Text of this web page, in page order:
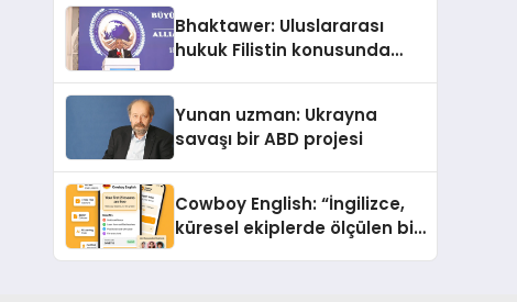
Sindirildiğini Ortaya Koydu
Bhaktawer: Uluslararası
hukuk Filistin konusunda
Yunan uzman: Ukrayna
savaşı bir ABD projesi
Cowboy English: “İngilizce,
küresel ekiplerde ölçülen bir